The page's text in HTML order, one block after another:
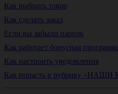
Как выбрать товар
Как сделать заказ
Если вы забыли пароль
Как работает бонусная
Как настроить уведомления
Как попасть в рубрику